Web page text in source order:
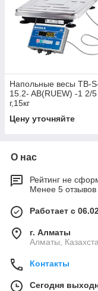
Напольные весы TB-
15.2- AВ(RUEW) -1 2/5
г,15кг
Цену уточняйте
О нас
Рейтинг не
Менее 5 отзывов
Работает с
г. Алматы
Алматы,
Контакты
Сегодня